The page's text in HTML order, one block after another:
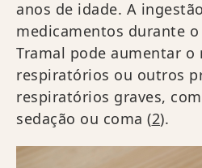
anos de idade. A
medicamentos durante
Tramal pode aumentar o
respiratórios ou outros
respiratórios graves,
sedação ou coma (2).